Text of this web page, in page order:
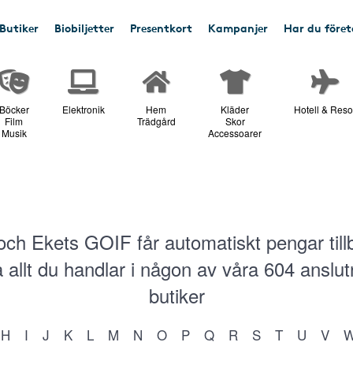
Butiker Biobiljetter Presentkort Kampanjer Har du
Film
Musik
Elektronik
Hem
Trädgård
Kläder
Skor
Accessoarer
Hotell &
Ekets GOIF får automatiskt pengar
allt du handlar i någon av våra 604
butiker
H I J K L M N O P Q R S T U V